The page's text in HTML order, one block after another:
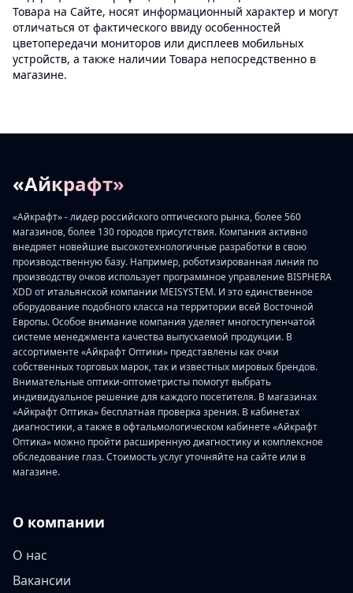
Товара на Сайте, носят информационный характер и могут
отличаться от фактического ввиду особенностей
цветопередачи мониторов или дисплеев мобильных
устройств, а также наличии Товара непосредственно в
магазине.
«Айкрафт»
«Айкрафт» - лидер российского оптического рынка, более 560
магазинов, более 130 городов присутствия. Компания активно
внедряет новейшие высокотехнологичные разработки в свою
производственную базу. Например, роботизированная линия по
производству очков использует программное управление BISPHERA
XDD от итальянской компании MEISYSTEM. И это единственное
оборудование подобного класса на территории всей Восточной
Европы. Особое внимание компания уделяет многоступенчатой
системе менеджмента качества выпускаемой продукции. В
ассортименте «Айкрафт Оптики» представлены как очки
собственных торговых марок, так и известных мировых брендов.
Внимательные оптики-оптометристы помогут выбрать
индивидуальное решение для каждого посетителя. В магазинах
«Айкрафт Оптика» бесплатная проверка зрения. В кабинетах
диагностики, а также в офтальмологическом кабинете «Айкрафт
Оптика» можно пройти расширенную диагностику и комплексное
обследование глаз. Стоимость услуг уточняйте на сайте или в
магазине.
О компании
О нас
Вакансии